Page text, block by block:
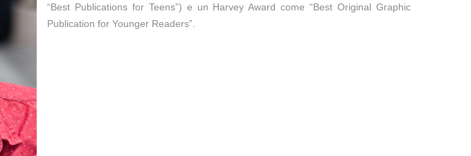
“Best Publications for Teens”) e un Harvey Award come “Best Original Graphic
Publication for Younger Readers”.